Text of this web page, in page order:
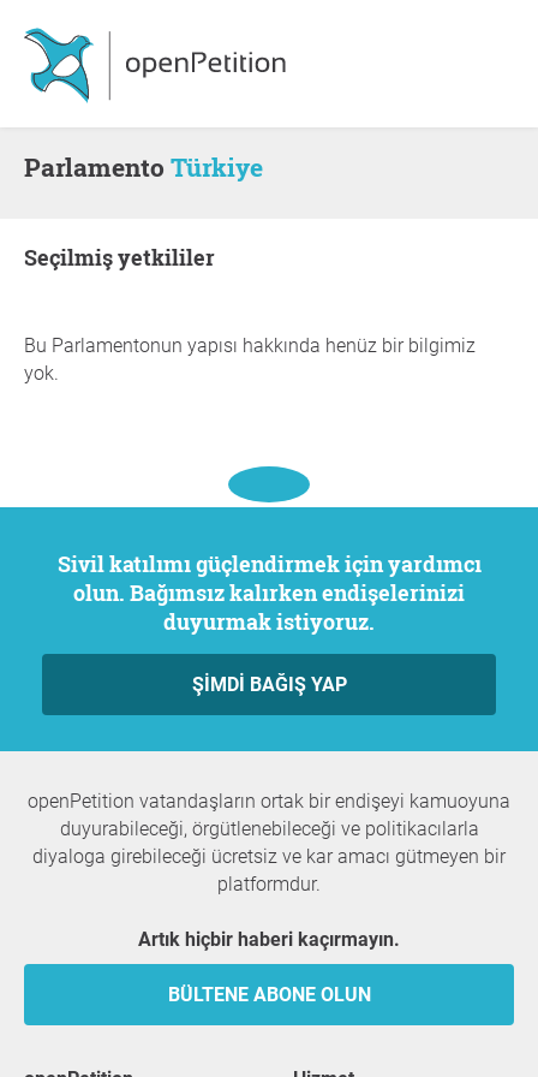
Parlamento Türkiye
seçilmiş yetkililer
Bu Parlamentonun yapısı hakkında henüz bir bilgimiz
yok.
Sivil katılımı güçlendirmek için yardımcı
olun. Bağımsız kalırken endişelerinizi
duyurmak istiyoruz.
ŞIMDI BAĞIŞ YAP
openPetition vatandaşların ortak bir endişeyi kamuoyuna
duyurabileceği, örgütlenebileceği ve politikacılarla
diyaloga girebileceği ücretsiz ve kar amacı gütmeyen bir
platformdur.
Artık hiçbir haberi kaçırmayın.
BÜLTENE ABONE OLUN